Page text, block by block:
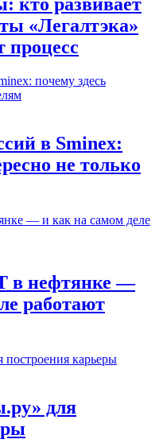
«Легалтэка»
процесс
в Sminex:
не только
в нефтянке —
работают
для